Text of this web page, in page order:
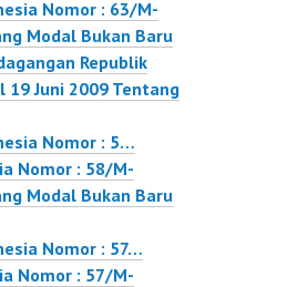
Nomor : 63/M-
Modal Bukan Baru
Republik
19 Juni 2009 Tentang
Nomor : 5…
Nomor : 58/M-
Modal Bukan Baru
Nomor : 57…
Nomor : 57/M-